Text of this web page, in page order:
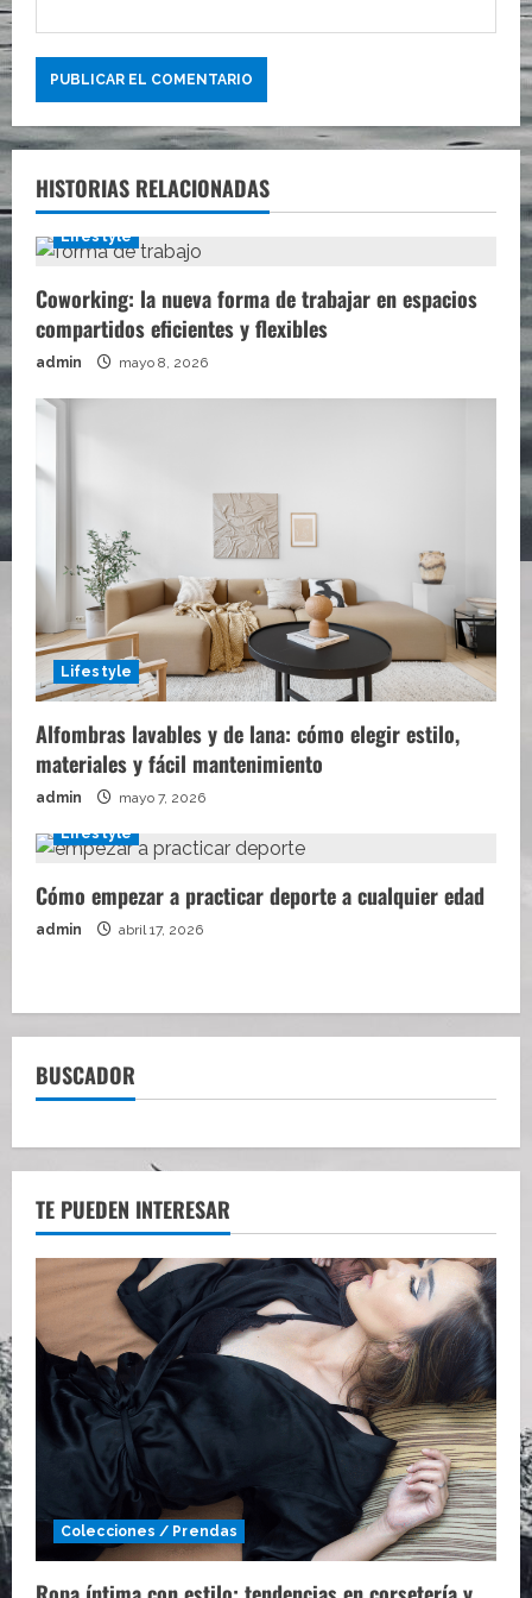
HISTORIAS RELACIONADAS
Lifestyle
Coworking: la nueva forma de trabajar en espacios
compartidos eficientes y flexibles
admin mayo 8, 2026
Lifestyle
Alfombras lavables y de lana: cómo elegir estilo,
materiales y fácil mantenimiento
admin mayo 7, 2026
Lifestyle
Cómo empezar a practicar deporte a cualquier edad
admin abril 17, 2026
BUSCADOR
TE PUEDEN INTERESAR
Colecciones / Prendas